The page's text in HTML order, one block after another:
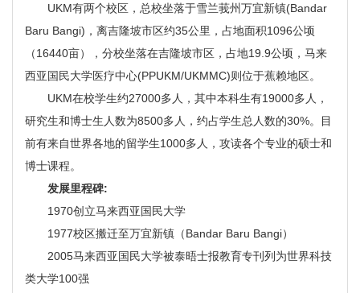
UKM有两个校区，总校坐落于雪兰莪州万宜新镇(Bandar
Baru Bangi)，离吉隆坡市区约35公里，占地面积1096公顷
（16440亩），分校坐落在吉隆坡市区，占地19.9公顷，马来
西亚国民大学医疗中心(PPUKM/UKMMC)则位于蕉赖地区。
UKM在校学生约27000多人，其中本科生有19000多人，
研究生和博士生人数为8500多人，约占学生总人数的30%。目
前有来自世界各地的留学生1000多人，攻读各个专业的硕士和
博士课程。
发展里程碑:
1970创立马来西亚国民大学
1977校区搬迁至万宜新镇（Bandar Baru Bangi）
2005马来西亚国民大学被泰晤士报教育专刊列为世界科技
类大学100强